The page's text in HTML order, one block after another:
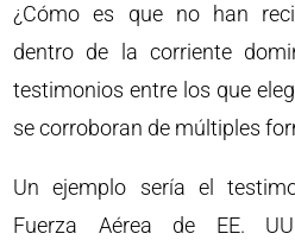
¿Cómo es que no han
dentro de la corriente
testimonios entre los que
se corroboran de múltiples
Un ejemplo sería el
Fuerza Aérea de EE.